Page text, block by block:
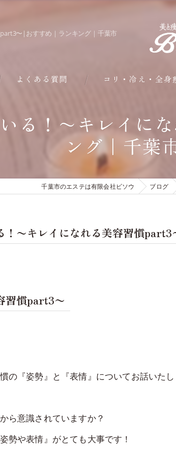
〜|おすすめ｜ランキング｜千葉市
よくある質問 コリ・冷え・全身
皮下脂肪・内臓脂肪瘦身
クールシェイプ部分瘦身
る！〜キレイに
ング｜千葉
千葉市のエステは有限会社ビソウ ブログ
！〜キレイになれる美容習慣
習慣part3〜
の『姿勢』と『表情』についてお話いたし
ら意識されていますか？
勢や表情』がとても大事です！